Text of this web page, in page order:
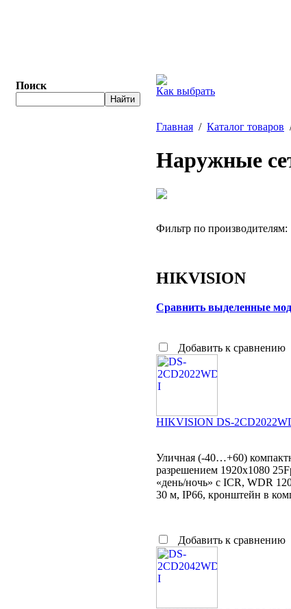
Поиск Как выбрать
Главная / Каталог товаров
Наружные
Фильтр по производителям:
HIKVISION
Сравнить выделенные
Добавить к сравнению
HIKVISION DS-
Уличная (-40…+60)
разрешением 1920x1080
«день/ночь» с ICR, WDR
30 м, IP66, кронштейн в
Добавить к сравнению